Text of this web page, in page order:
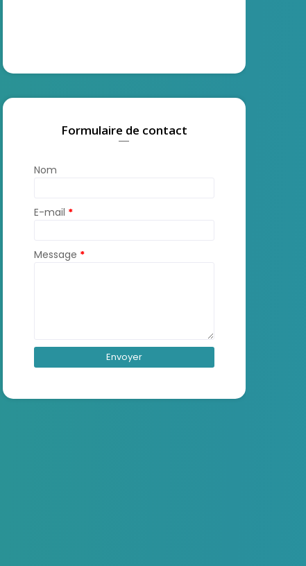
Formulaire de contact
Nom
E-mail *
Message *